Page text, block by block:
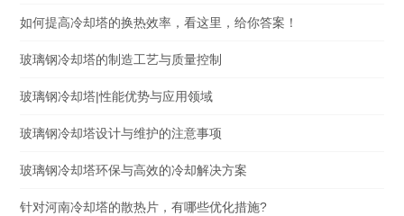
如何提高冷却塔的换热效率，看这里，给你答案！
玻璃钢冷却塔的制造工艺与质量控制
玻璃钢冷却塔|性能优势与应用领域
玻璃钢冷却塔设计与维护的注意事项
玻璃钢冷却塔环保与高效的冷却解决方案
针对河南冷却塔的散热片，有哪些优化措施?